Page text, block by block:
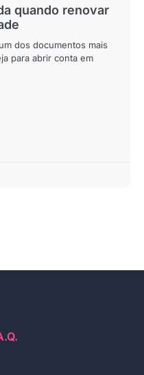
quando renovar
dos documentos mais
para abrir conta em
.